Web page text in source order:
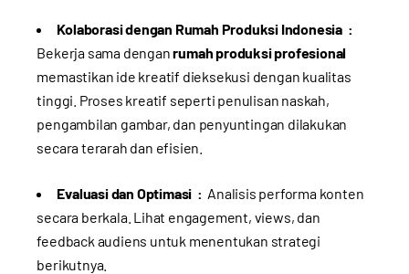
Kolaborasi dengan Rumah Produksi Indonesia :
Bekerja sama denganrumah produksi profesional
memastikan ide kreatif dieksekusi dengan kualitas
tinggi. Proses kreatif seperti penulisan naskah,
pengambilan gambar, dan penyuntingan dilakukan
secara terarah dan efisien.
Evaluasi dan Optimasi : Analisis performa konten
secara berkala. Lihat engagement, views, dan
feedback audiens untuk menentukan strategi
berikutnya.